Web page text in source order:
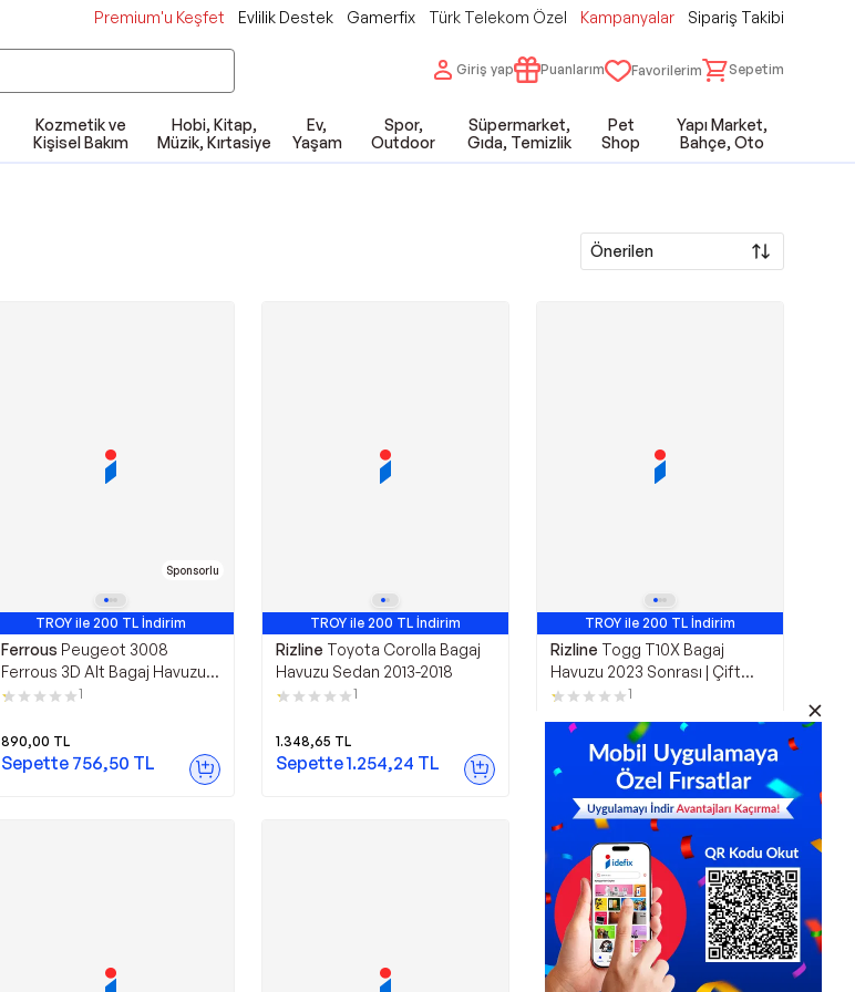
Premium'u Keşfet Evlilik Destek Gamerfix Türk Telekom Özel Kampanyalar Sipariş Takibi
Giriş yap Puanlarım Favorilerim Sepetim
Kozmetik ve
Kişisel Bakım
Hobi, Kitap,
Müzik, Kırtasiye
Ev,
Yaşam
Spor,
Outdoor
Süpermarket,
Gıda, Temizlik
Pet
Shop
Yapı Market,
Bahçe, Oto
Önerilen
Sponsorlu
TROY ile 200 TL İndirim
Ferrous Peugeot 3008
Ferrous 3D Alt Bagaj Havuzu
2017 2024 1
890,00 TL
Sepette 756,50 TL
TROY ile 200 TL İndirim
Rizline Toyota Corolla Bagaj
Havuzu Sedan 2013-2018
1
1.348,65 TL
Sepette1.254,24 TL
TROY ile 200 TL İndirim
Rizline Togg T10X Bagaj
Havuzu 2023 Sonrası | Çift
Kulaklı Bagaj1
1.269,00TL
Sepette1.180,17TL